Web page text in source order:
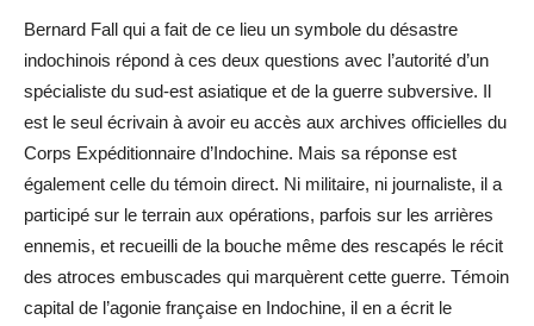
Bernard Fall qui a fait de ce lieu un symbole du désastre
indochinois répond à ces deux questions avec l’autorité d’un
spécialiste du sud-est asiatique et de la guerre subversive. Il
est le seul écrivain à avoir eu accès aux archives officielles du
Corps Expéditionnaire d’Indochine. Mais sa réponse est
également celle du témoin direct. Ni militaire, ni journaliste, il a
participé sur le terrain aux opérations, parfois sur les arrières
ennemis, et recueilli de la bouche même des rescapés le récit
des atroces embuscades qui marquèrent cette guerre. Témoin
capital de l’agonie française en Indochine, il en a écrit le